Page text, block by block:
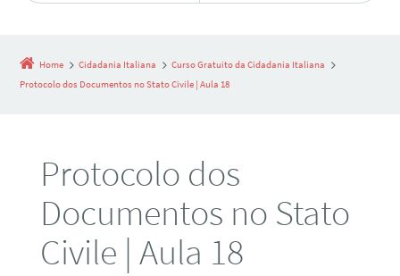
Home Cidadania Italiana
Curso Gratuito da Cidadania Italiana
Protocolo dos Documentos no Stato Civile | Aula 18
Protocolo dos
Documentos no Stato
Civile | Aula 18